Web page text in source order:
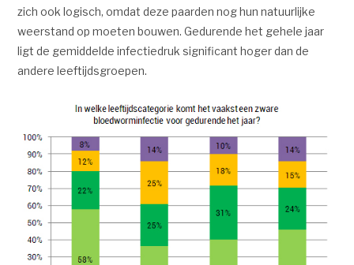
zich ook logisch, omdat deze paarden nog hun natuurlijke
weerstand op moeten bouwen. Gedurende het gehele jaar
ligt de gemiddelde infectiedruk significant hoger dan de
andere leeftijdsgroepen.